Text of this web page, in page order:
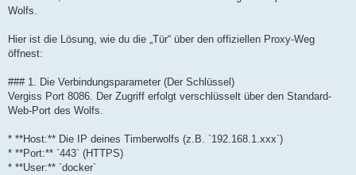
Wolfs.
Hier ist die Lösung, wie du die „Tür“ über den offiziellen Proxy-Weg
öffnest:
### 1. Die Verbindungsparameter (Der Schlüssel)
Vergiss Port 8086. Der Zugriff erfolgt verschlüsselt über den Standard-
Web-Port des Wolfs.
* **Host:** Die IP deines Timberwolfs (z.B. `192.168.1.xxx`)
* **Port:** `443` (HTTPS)
* **User:** `docker`